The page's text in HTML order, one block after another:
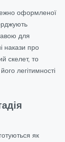
оформленої
для
накази про
скелет, то
легітимності
як